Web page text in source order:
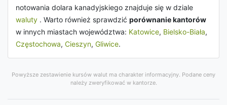
notowania dolara kanadyjskiego znajduje się w dziale
waluty . Warto również sprawdzić porównanie kantorów
w innych miastach województwa: Katowice, Bielsko-Biała,
Częstochowa, Cieszyn, Gliwice.
Powyższe zestawienie kursów walut ma charakter informacyjny. Podane ceny
należy zweryfikować w kantorze.